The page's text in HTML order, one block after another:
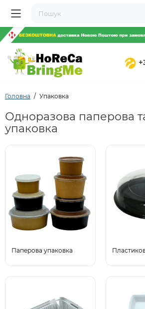
Головна Упаковка
Одноразова паперова
упаковка
Паперова упаковка